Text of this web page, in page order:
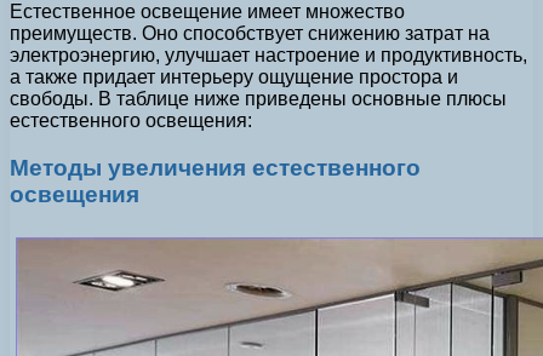
Естественное освещение имеет множество
преимуществ. Оно способствует снижению затрат на
электроэнергию, улучшает настроение и продуктивность,
а также придает интерьеру ощущение простора и
свободы. В таблице ниже приведены основные плюсы
естественного освещения:
Методы увеличения естественного
освещения